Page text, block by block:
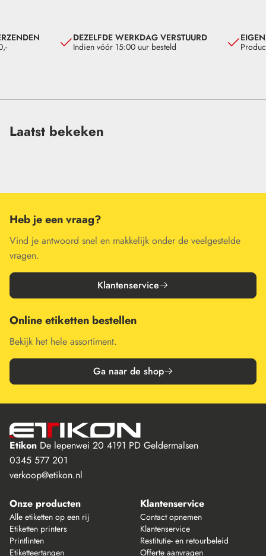
DEZELFDE WERKDAG VERSTUURD
Indien vóór 15:00 uur besteld
Laatst bekeken
Heb je een vraag?
Vind je antwoord snel en makkelijk onder de veelgestelde
vragen.
Klantenservice
Online etiketten bestellen
Bekijk het hele assortiment.
Ga naar de shop
Etikon De lepenwei 20 4191 PD Geldermalsen
0345 577 201
verkoop@etikon.nl
Onze producten
Alle etiketten op een rij
Etiketten printers
Printlinten
Etiketteertangen
Klantenservice
Contact opnemen
Klantenservice
Restitutie- en retourbeleid
Offerte aanvragen